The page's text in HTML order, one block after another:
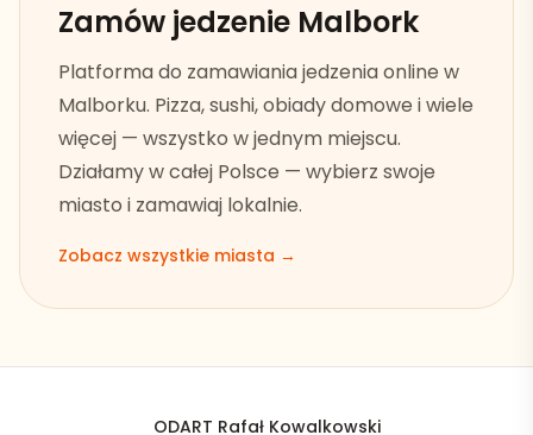
Zamów jedzenie Malbork
Platforma do zamawiania jedzenia online w
Malborku. Pizza, sushi, obiady domowe i wiele
więcej — wszystko w jednym miejscu.
Działamy w całej Polsce — wybierz swoje
miasto i zamawiaj lokalnie.
Zobacz wszystkie miasta →
ODART Rafał Kowalkowski